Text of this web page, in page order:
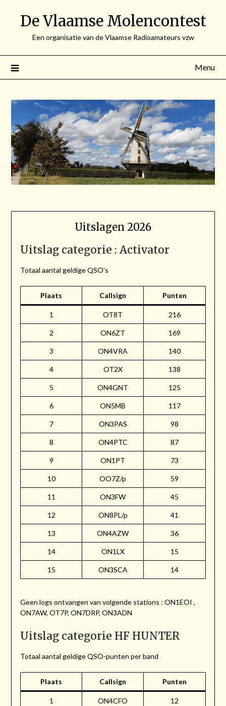
De Vlaamse Molencontest
Een organisatie van de Vlaamse Radioamateurs vzw
Menu
Uitslagen 2026
Uitslag categorie : Activator
Totaal aantal geldige QSO’s
Plaats Callsign Punten
1 OT8T 216
2 ON6ZT 169
3 ON4VRA 140
4 OT2X 138
5 ON4GNT 125
6 ON5MB 117
7 ON3PAS 98
8 ON4PTC 87
9 ON1PT 73
10 OO7Z/p 59
11 ON3FW 45
12 ON8PL/p 41
13 ON4AZW 36
14 ON1LX 15
15 ON3SCA 14
Geen logs ontvangen van volgende stations : ON1EOI ,
ON7AW, OT7P, ON7DRP, ON3ADN
Uitslag categorie HF HUNTER
Totaal aantal geldige QSO-punten per band
Plaats Callsign Punten
1 ON4CFO 12